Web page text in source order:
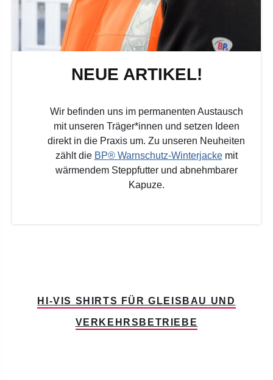
NEUE ARTIKEL!
Wir befinden uns im permanenten Austausch
mit unseren Träger*innen und setzen Ideen
direkt in die Praxis um. Zu unseren Neuheiten
zählt die BP® Warnschutz-Winterjackemit
wärmendem Steppfutter und abnehmbarer
Kapuze.
HI-VIS SHIRTS FÜR GLEISBAU UND
VERKEHRSBETRIEBE